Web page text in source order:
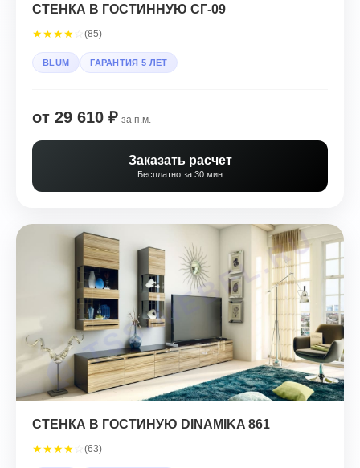
СТЕНКА В ГОСТИННУЮ СГ-09
★★★★ (85)
BLUM ГАРАНТИЯ 5 ЛЕТ
от 29 610 ₽ за п.м.
Заказать расчет
Бесплатно за 30 мин
СТЕНКА В ГОСТИНУЮ DINAMIKA 861
★★★★ (63)